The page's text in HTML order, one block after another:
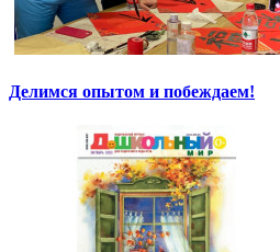
Делимся опытом и побеждаем!